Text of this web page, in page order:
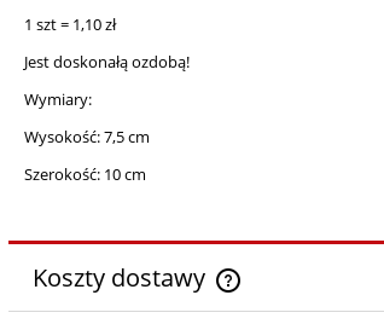
1 szt = 1,10 zł
Jest doskonałą ozdobą!
Wymiary:
Wysokość: 7,5 cm
Szerokość: 10 cm
Koszty dostawy